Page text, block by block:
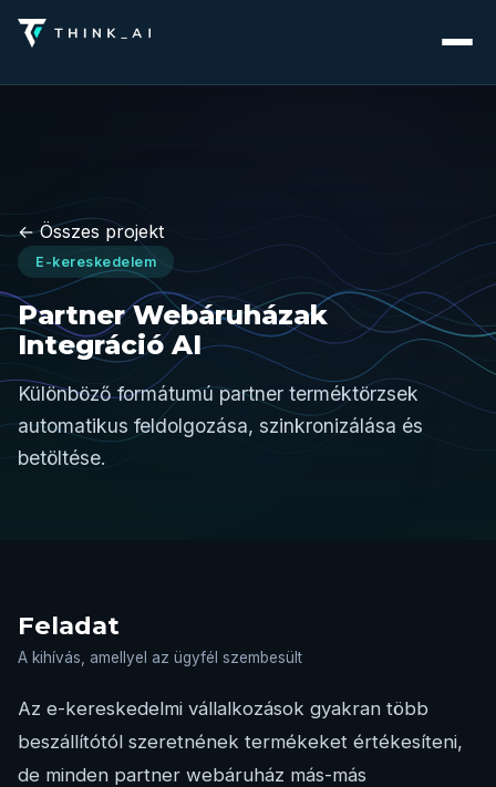
← Összes projekt
E-kereskedelem
Partner Webáruházak
Integráció AI
Különböző formátumú partner terméktörzsek
automatikus feldolgozása, szinkronizálása és
betöltése.
Feladat
A kihívás, amellyel az ügyfél szembesült
Az e-kereskedelmi vállalkozások gyakran több
beszállítótól szeretnének termékeket értékesíteni,
de minden partner webáruház más-más